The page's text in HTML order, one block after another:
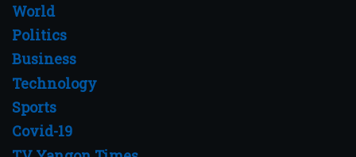
World
Politics
Business
Technology
Sports
Covid-19